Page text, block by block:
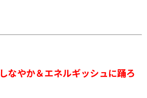
しなやか＆エネルギッシュに踊ろ